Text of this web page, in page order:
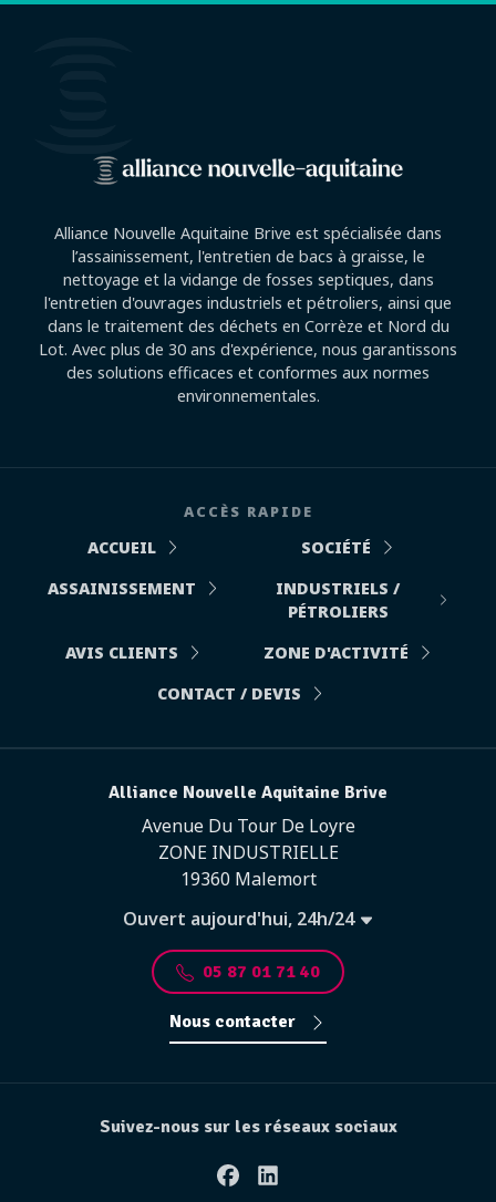
Alliance Nouvelle Aquitaine Brive est spécialisée dans
l’assainissement, l'entretien de bacs à graisse, le
nettoyage et la vidange de fosses septiques, dans
l'entretien d'ouvrages industriels et pétroliers, ainsi que
dans le traitement des déchets en Corrèze et Nord du
Lot. Avec plus de 30 ans d'expérience, nous garantissons
des solutions efficaces et conformes aux normes
environnementales.
ACCÈS RAPIDE
ACCUEIL
SOCIÉTÉ
ASSAINISSEMENT
INDUSTRIELS /
PÉTROLIERS
AVIS CLIENTS
ZONE D'ACTIVITÉ
CONTACT / DEVIS
Alliance Nouvelle Aquitaine Brive
Avenue Du Tour De Loyre
ZONE INDUSTRIELLE
19360 Malemort
Ouvert aujourd'hui, 24h/24
05 87 01 71 40
Nous contacter
Suivez-nous sur les réseaux sociaux
FacebookLinkedin